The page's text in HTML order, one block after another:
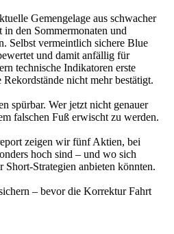
Gemengelage aus schwacher
den Sommermonaten und
Selbst vermeintlich sichere Blue
und damit anfällig für
technische Indikatoren erste
nicht mehr bestätigt.
spürbar. Wer jetzt nicht genauer
falschen Fuß erwischt zu werden.
zeigen wir fünf Aktien, bei
hoch sind – und wo sich
Strategien anbieten könnten.
– bevor die Korrektur Fahrt